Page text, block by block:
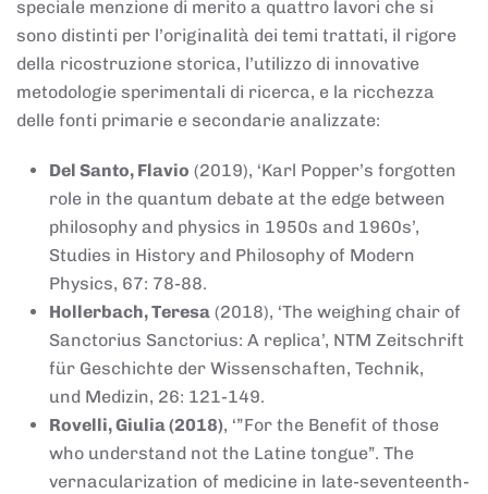
speciale menzione di merito a quattro lavori che si
sono distinti per l’originalità dei temi trattati, il rigore
della ricostruzione storica, l’utilizzo di innovative
metodologie sperimentali di ricerca, e la ricchezza
delle fonti primarie e secondarie analizzate:
Del Santo, Flavio (2019), ‘Karl Popper’s forgotten
role in the quantum debate at the edge between
philosophy and physics in 1950s and 1960s’,
Studies in History and Philosophy of Modern
Physics, 67: 78-88.
Hollerbach, Teresa (2018), ‘The weighing chair of
Sanctorius Sanctorius: A replica’, NTM Zeitschrift
für Geschichte der Wissenschaften, Technik,
und Medizin, 26: 121-149.
Rovelli, Giulia (2018), ‘”For the Benefit of those
who understand not the Latine tongue”. The
vernacularization of medicine in late-seventeenth-